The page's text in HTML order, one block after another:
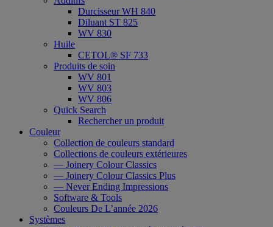
Durcisseur WH 840
Diluant ST 825
WV 830
Huile
CETOL® SF 733
Produits de soin
WV 801
WV 803
WV 806
Quick Search
Rechercher un produit
Couleur
Collection de couleurs standard
Collections de couleurs extérieures
— Joinery Colour Classics
— Joinery Colour Classics Plus
— Never Ending Impressions
Software & Tools
Couleurs De L’année 2026
Systèmes